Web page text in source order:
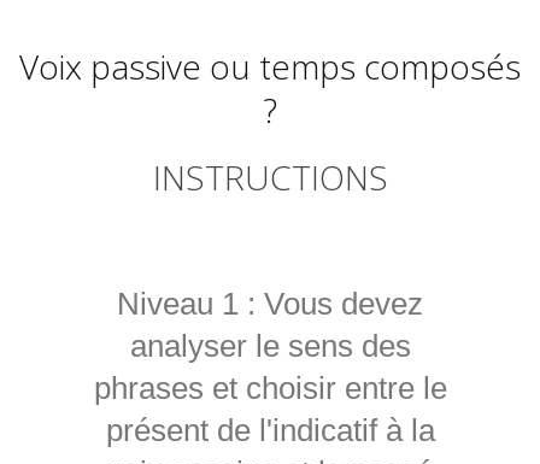
Voix passive ou temps composés
?
INSTRUCTIONS
Niveau 1 : Vous devez
analyser le sens des
phrases et choisir entre le
présent de l'indicatif à la